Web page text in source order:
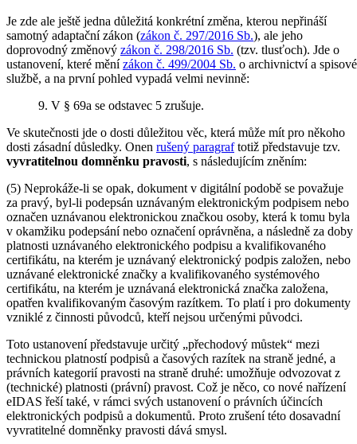
Je zde ale ještě jedna důležitá konkrétní změna, kterou nepřináší
samotný adaptační zákon (zákon č. 297/2016 Sb.), ale jeho
doprovodný změnový zákon č. 298/2016 Sb. (tzv. tlusťoch). Jde o
ustanovení, které měnízákon č. 499/2004 Sb. o archivnictví a spisové
službě, a na první pohled vypadá velmi nevinně:
9. V § 69a se odstavec 5 zrušuje.
Ve skutečnosti jde o dosti důležitou věc, která může mít pro někoho
dosti zásadní důsledky. Onen rušený paragraftotiž představuje tzv.
vyvratitelnou domněnku pravosti, s následujícím zněním:
(5) Neprokáže-li se opak, dokument v digitální podobě se považuje
za pravý, byl-li podepsán uznávaným elektronickým podpisem nebo
označen uznávanou elektronickou značkou osoby, která k tomu byla
v okamžiku podepsání nebo označení oprávněna, a následně za doby
platnosti uznávaného elektronického podpisu a kvalifikovaného
certifikátu, na kterém je uznávaný elektronický podpis založen, nebo
uznávané elektronické značky a kvalifikovaného systémového
certifikátu, na kterém je uznávaná elektronická značka založena,
opatřen kvalifikovaným časovým razítkem. To platí i pro dokumenty
vzniklé z činnosti původců, kteří nejsou určenými původci.
Toto ustanovení představuje určitý „přechodový můstek“ mezi
technickou platností podpisů a časových razítek na straně jedné, a
právních kategorií pravosti na straně druhé: umožňuje odvozovat z
(technické) platnosti (právní) pravost. Což je něco, co nové nařízení
eIDAS řeší také, v rámci svých ustanovení o právních účincích
elektronických podpisů a dokumentů. Proto zrušení této dosavadní
vyvratitelné domněnky pravosti dává smysl.